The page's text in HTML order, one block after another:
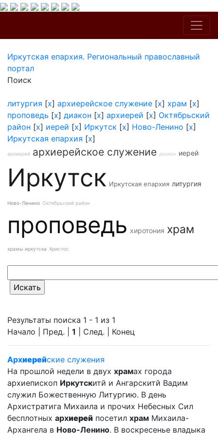
Иркутская епархия. Региональный православный
портал
Поиск
литургия [x] архиерейское служение [x] храм [x]
проповедь [x] диакон [x] архиерей [x] Октябрьский
район [x] иерей [x] Иркутск [x] Ново-Ленино [x]
Иркутская епархия [x]
архиерей архиерейское служение диакон иерей
Иркутск Иркутская епархия литургия
Ново-Ленино Октябрьский район
проповедь хиротония храм
храмы иркутска Христос
Результаты поиска 1 - 1 из 1
Начало | Пред. | 1 | След. | Конец
Архиерейские служения
На прошлой недели в двух храмах города
архиепископ Иркутскитй и Ангарскитй Вадим
служил Божественную Литургию. В день
Архистратига Михаила и прочих Небесных Сил
бесплотных архиерей посетил храм Михаила-
Архангела в Ново-Ленино. В воскресенье владыка